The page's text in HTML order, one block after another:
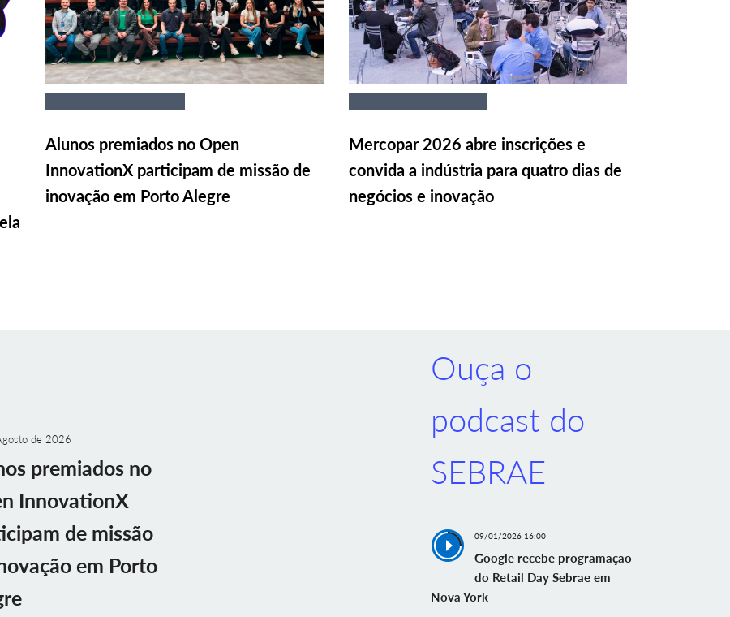
Alunos premiados no Open
InnovationX participam de missão de
inovação em Porto Alegre
Mercopar 2026 abre inscrições e
convida a indústria para quatro dias de
negócios e inovação
de 2026
premiados no
InnovationX
de missão
em Porto
Ouça o
podcast do
SEBRAE
09/01/2026 16:00
Google recebe programação
do Retail Day Sebrae em
Nova York